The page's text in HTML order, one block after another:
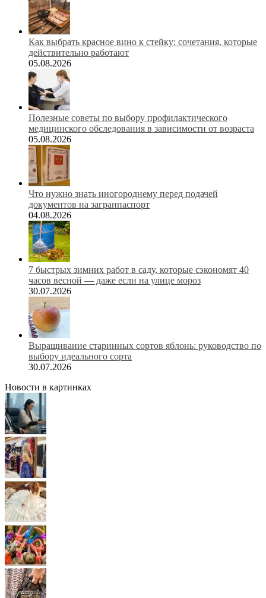
Как выбрать красное вино к стейку: сочетания, которые
действительно работают
05.08.2026
Полезные советы по выбору профилактического
медицинского обследования в зависимости от возраста
05.08.2026
Что нужно знать иногороднему перед подачей
документов на загранпаспорт
04.08.2026
7 быстрых зимних работ в саду, которые сэкономят 40
часов весной — даже если на улице мороз
30.07.2026
Выращивание старинных сортов яблонь: руководство по
выбору идеального сорта
30.07.2026
Новости в картинках